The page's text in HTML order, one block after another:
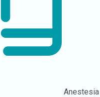
Anestesia